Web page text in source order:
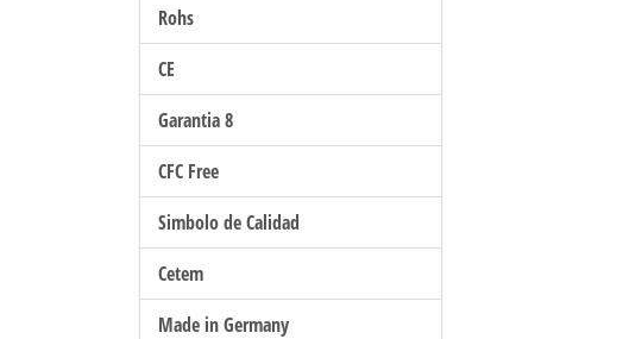
Rohs
CE
Garantia 8
CFC Free
Simbolo de Calidad
Cetem
Made in Germany